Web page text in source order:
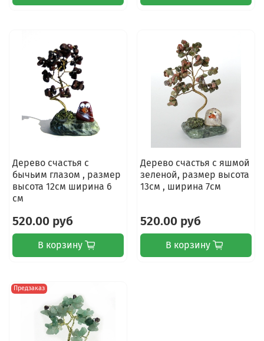
Дерево счастья с
бычьим глазом , размер
высота 12см ширина 6
см
520.00 руб
В корзину
Дерево счастья с яшмой
зеленой, размер высота
13см , ширина 7см
520.00 руб
В корзину
Предзаказ